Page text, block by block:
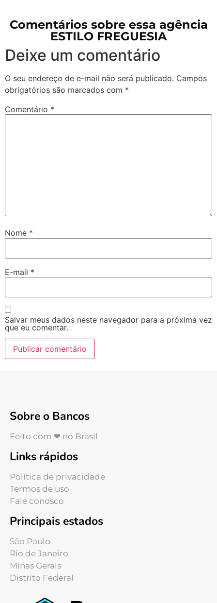
Comentários sobre essa agência
ESTILO FREGUESIA
Deixe um comentário
O seu endereço de e-mail não será publicado. Campos
obrigatórios são marcados com *
Comentário *
Nome *
E-mail *
Salvar meus dados neste navegador para a próxima vez
que eu comentar.
Sobre o Bancos
Feito com ❤ no Brasil
Links rápidos
Política de privacidade
Termos de uso
Fale conosco
Principais estados
São Paulo
Rio de Janeiro
Minas Gerais
Distrito Federal